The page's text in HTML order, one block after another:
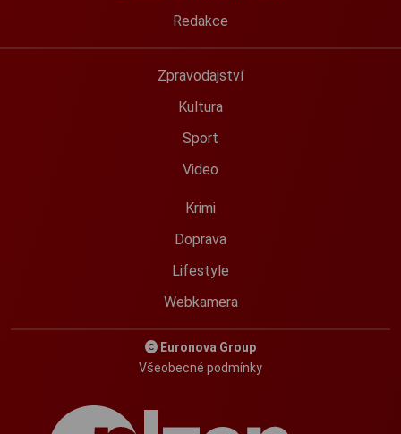
Redakce
Zpravodajství
Kultura
Sport
Video
Krimi
Doprava
Lifestyle
Webkamera
Euronova Group
Všeobecné podmínky